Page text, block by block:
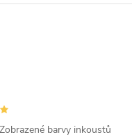
barvy inkoustů